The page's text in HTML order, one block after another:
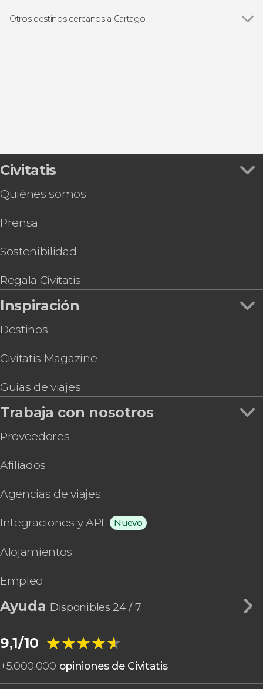
Otros destinos cercanos a Cartago
Civitatis
Quiénes somos
Prensa
Sostenibilidad
Regala Civitatis
Inspiración
Destinos
Civitatis Magazine
Guías de viajes
Trabaja con nosotros
Proveedores
Afiliados
Agencias de viajes
Integraciones y API Nuevo
Alojamientos
Empleo
Ayuda Disponibles 24 / 7
9,1/10 ★★★★★
★★★★★
+5.000.000 opiniones de Civitatis